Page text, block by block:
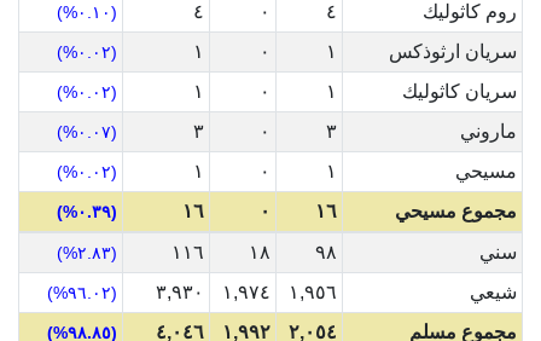
روم كاثوليك ٤ ٠ ٤ (٠.١٠%)
سريان ارثوذكس ١ ٠ ١ (٠.٠٢%)
سريان كاثوليك ١ ٠ ١ (٠.٠٢%)
ماروني ٣ ٠ ٣ (٠.٠٧%)
مسيحي ١ ٠ ١ (٠.٠٢%)
مجموع مسيحي ١٦ ٠ ١٦ (٠.٣٩%)
سني ٩٨ ١٨ ١١٦ (٢.٨٣%)
شيعي ١,٩٥٦ ١,٩٧٤ ٣,٩٣٠ (٩٦.٠٢%)
مجموع مسلم ٢,٠٥٤ ١,٩٩٢ ٤,٠٤٦ (٩٨.٨٥%)